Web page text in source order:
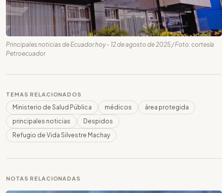
Principales noticias de Ecuador hoy - 12 de agosto de 2025 / Foto: cortesía
Petroecuador
TEMAS RELACIONADOS
Ministerio de Salud Pública médicos
área protegida
principales noticias
Despidos
Refugio de Vida Silvestre Machay
NOTAS RELACIONADAS